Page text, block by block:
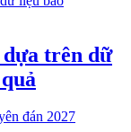
trên dữ